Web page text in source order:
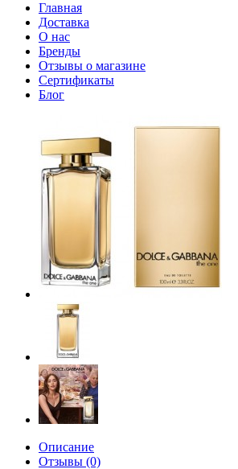
Главная
Доставка
О нас
Бренды
Отзывы о магазине
Сертификаты
Блог
Описание
Отзывы (0)